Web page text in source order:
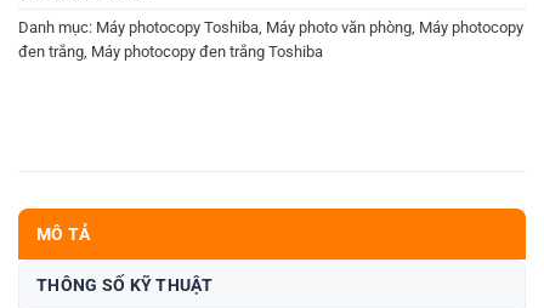
Danh mục: Máy photocopy Toshiba Máy photo văn phòng Máy photocopy
đen trắng Máy photocopy đen trắng Toshiba
MÔ TẢ
THÔNG SỐ KỸ THUẬT